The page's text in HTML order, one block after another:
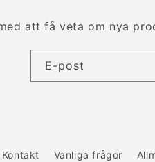
att få veta om nya
E-post
Kontakt Vanliga frågor